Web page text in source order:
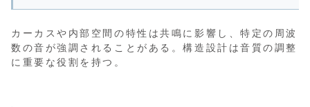
カーカスや内部空間の特性は共鳴に影響し、特定の周波
数の音が強調されることがある。構造設計は音質の調整
に重要な役割を持つ。